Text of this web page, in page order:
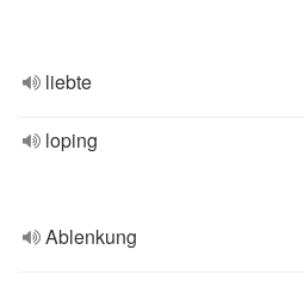
liebte
loping
Ablenkung